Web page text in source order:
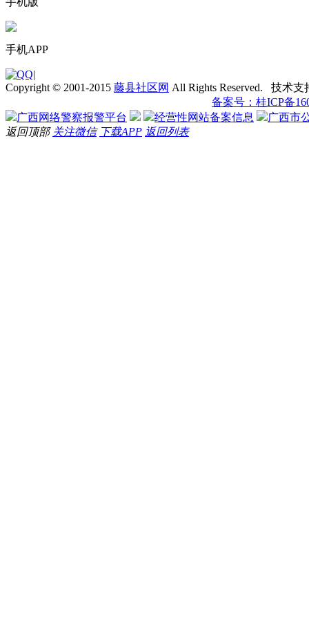
手机APP
|
Copyright © 2001-2015 藤县社区网 All Rights Reserved. 技术支
备案号：桂ICP备
广西网络警察报警平台
经营性网站备案信息
广西市
返回顶部 关注微信 下载APP 返回列表